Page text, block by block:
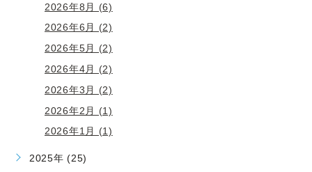
2026年8月 (6)
2026年6月 (2)
2026年5月 (2)
2026年4月 (2)
2026年3月 (2)
2026年2月 (1)
2026年1月 (1)
2025年 (25)